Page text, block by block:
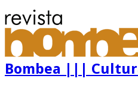
Bombea |||